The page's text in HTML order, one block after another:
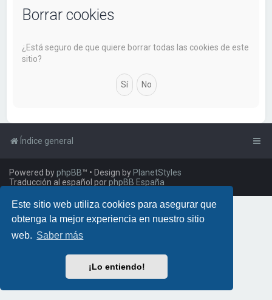
Este sitio web utiliza cookies para asegurar que
obtenga la mejor experiencia en nuestro sitio
web. Saber más
¡Lo entiendo!
Borrar cookies
¿Está seguro de que quiere borrar todas las cookies de este
sitio?
Índice general
Powered byphpBB™ • Design byPlanetStyles
Traducción al español porphpBB España